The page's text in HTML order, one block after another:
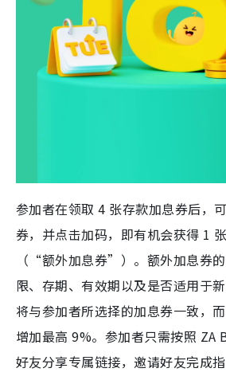
参加者在领取 4 张存款加息券后，
券，并点击加码，即有机会获得 1
（“额外加息券”）。额外加息券
限、存期、有效期以及是否适用于
将与参加者所选择的加息券一致，
增加最高 9%。参加者只需按照 ZA
好友分享专属链接，邀请好友完成